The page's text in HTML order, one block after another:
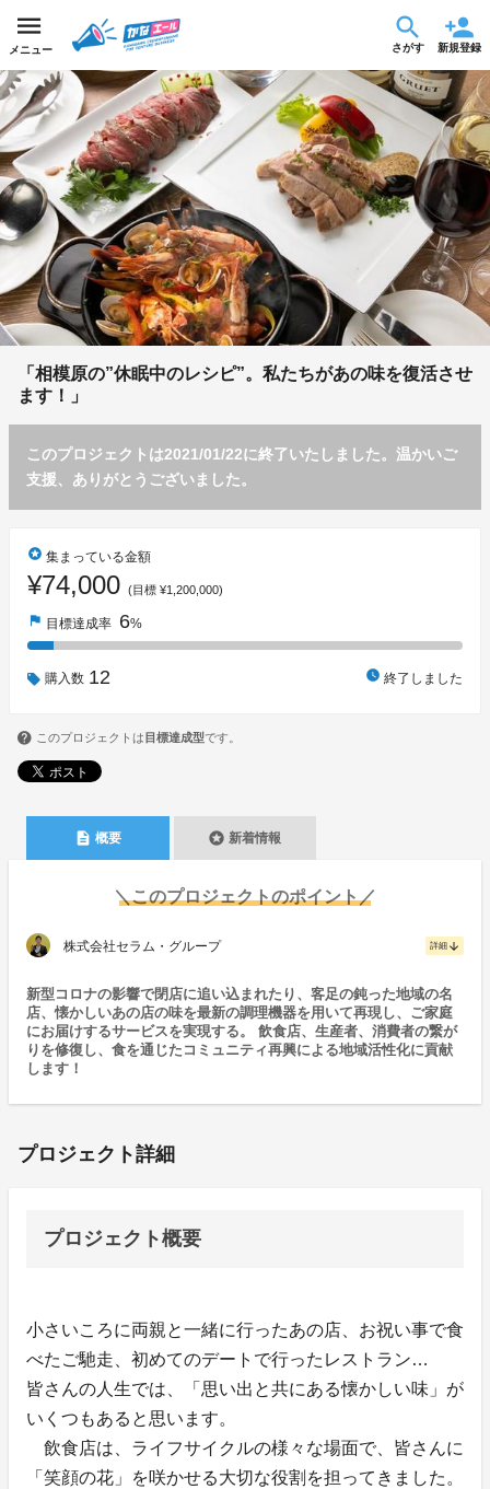
メニュー さがす 新規登録
「相模原の”休眠中のレシピ”。私たちがあの味を復活させ
ます！」
このプロジェクトは2021/01/22に終了いたしました。温かいご
支援、ありがとうございました。
stars 集まっている金額
¥74,000 (目標 ¥1,200,000)
flag 目標達成率 6%
購入数 12 watch_later 終了しました
このプロジェクトは 目標達成型です。
description 概要 stars 新着情報
＼このプロジェクトのポイント／
株式会社セラム・グループ 詳細 arrow_downward
新型コロナの影響で閉店に追い込まれたり、客足の鈍った地域の名
店、懐かしいあの店の味を最新の調理機器を用いて再現し、ご家庭
にお届けするサービスを実現する。 飲食店、生産者、消費者の繋が
りを修復し、食を通じたコミュニティ再興による地域活性化に貢献
します！
プロジェクト詳細
プロジェクト概要
小さいころに両親と一緒に行ったあの店、お祝い事で食
べたご馳走、初めてのデートで行ったレストラン…
皆さんの人生では、「思い出と共にある懐かしい味」が
いくつもあると思います。
飲食店は、ライフサイクルの様々な場面で、皆さんに
「笑顔の花」を咲かせる大切な役割を担ってきました。